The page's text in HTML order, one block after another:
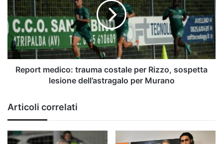
costale
per
Rizzo,
sospetta
lesione
dell’astragalo
perReport medico: trauma costale per Rizzo, sospetta
lesione dell’astragalo per Murano
Articoli correlati